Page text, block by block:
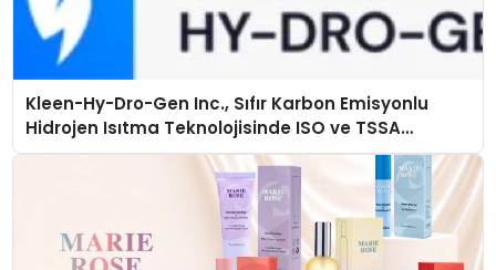
Kleen-Hy-Dro-Gen Inc., Sıfır Karbon Emisyonlu
Hidrojen Isıtma Teknolojisinde ISO ve TSSA
Düzenleyici Onaylarını Aldı